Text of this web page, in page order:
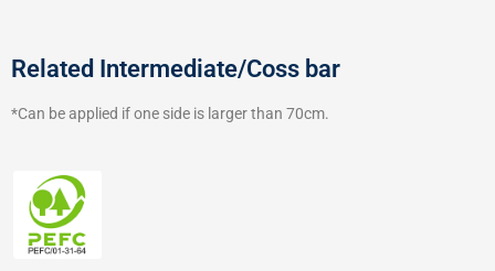
Related Intermediate/Coss bar
*Can be applied if one side is larger than 70cm.